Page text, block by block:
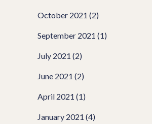
October 2021 (2)
September 2021 (1)
July 2021 (2)
June 2021 (2)
April 2021 (1)
January 2021 (4)